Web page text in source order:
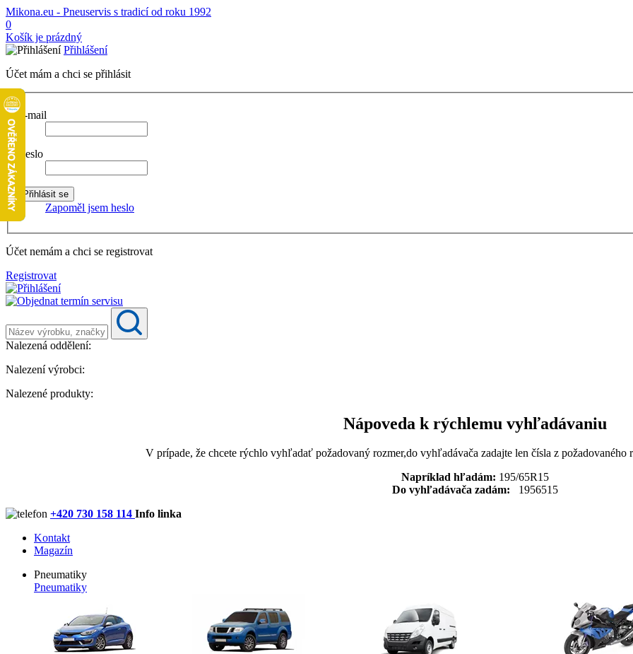
Mikona.eu - Pneuservis s tradicí od roku 1992
0
Košík je prázdný
Přihlášení
Účet mám a chci se přihlásit
E-mail
Heslo
Zapoměl jsem heslo
Účet nemám a chci se registrovat
Registrovat
Nalezená oddělení:
Nalezení výrobci:
Nalezené produkty:
Nápoveda k rýchlemu vyhľadávaniu
V prípade, že chcete rýchlo vyhľadať požadovaný rozmer,do vyhľadávača zadajte len čísla z
Napríklad hľadám: 195/65R15
Do vyhľadávača zadám: 1956515
+420 730 158 114 Info linka
Kontakt
Magazín
Pneumatiky
Pneumatiky